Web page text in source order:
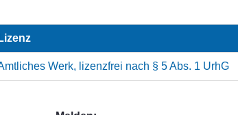
Lizenz
Werk, lizenzfrei nach § 5 Abs. 1 UrhG